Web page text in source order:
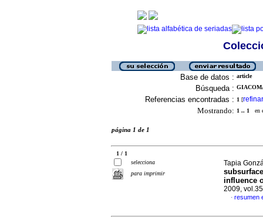
Base de datos : article
Búsqueda :
Referencias encontradas : 1 [refinar
Mostrando: 1 .. 1 en
página 1 de 1
1 / 1
selecciona
para imprimir
Tapia
influence
2009,
· resumen